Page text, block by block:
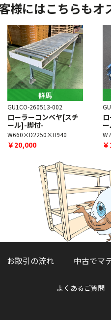
様にはこちらもオ
群馬
GU1CO-260513-002
ローラーコンベヤ[スチ
ール]-脚付-
W660×D2250×H940
￥20,000
お取引の流れ 中古でマ
よくあるご質問